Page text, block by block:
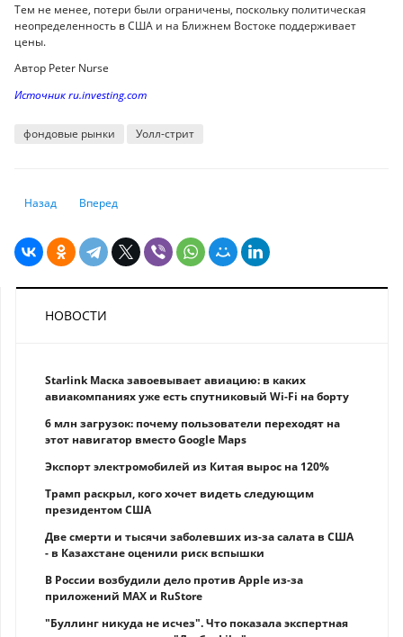
Тем не менее, потери были ограничены, поскольку политическая
неопределенность в США и на Ближнем Востоке поддерживает
цены.
Автор Peter Nurse
Источник ru.investing.com
фондовые рынки Уолл-стрит
Предыдущий: В Китае рекордно подорожала компания, чье название
Назад Следующий: Рынки акций АТР финишировали
Вперед
НОВОСТИ
Starlink Маска завоевывает авиацию: в каких
авиакомпаниях уже есть спутниковый Wi-Fi на борту
6 млн загрузок: почему пользователи переходят на
этот навигатор вместо Google Maps
Экспорт электромобилей из Китая вырос на 120%
Трамп раскрыл, кого хочет видеть следующим
президентом США
Две смерти и тысячи заболевших из-за салата в США
- в Казахстане оценили риск вспышки
В России возбудили дело против Apple из-за
приложений MAX и RuStore
"Буллинг никуда не исчез". Что показала экспертная